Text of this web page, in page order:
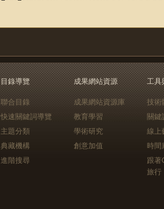
目錄導覽
聯合目錄
快速關鍵詞導覽
主題分類
典藏機構
進階搜尋
成果網站資源
成果網站資源庫
教育學習
學術研究
創意加值
工具
技術
關鍵
線上
時間
跟
旅行